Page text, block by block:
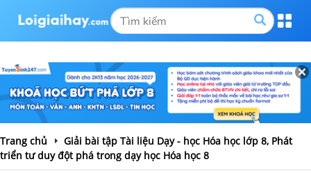
Trang chủ
Giải bài tập Tài liệu Dạy - học Hóa học lớp 8, Phát
triển tư duy đột phá trong dạy học Hóa học 8